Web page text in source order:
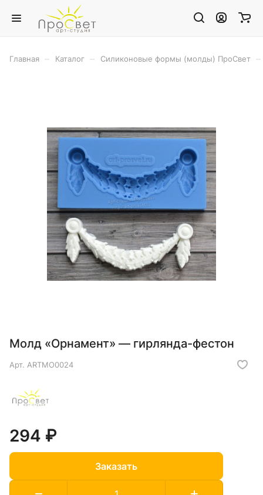
Главная Каталог Силиконовые формы (молды) ПроСвет
Молд «Орнамент» — гирлянда-фестон
Арт. ARTMO0024
294 ₽
Заказать